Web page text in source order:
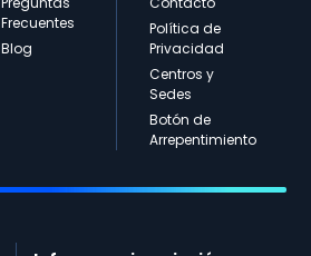
Frecuentes
Blog
Política de
Privacidad
Centros y
Sedes
Botón de
Arrepentimiento